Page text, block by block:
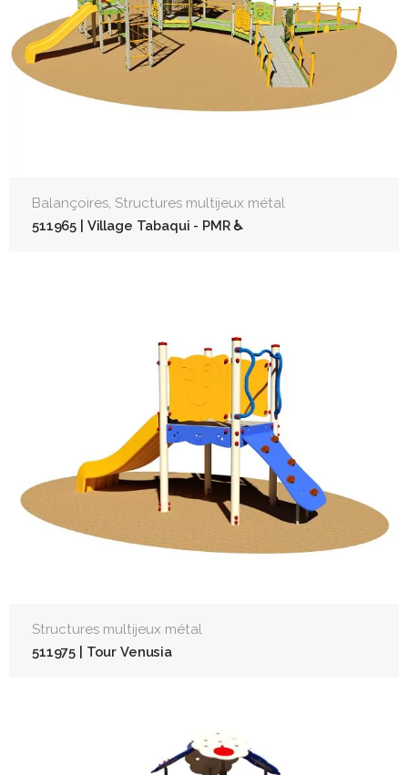
Balançoires, Structures multijeux métal
511965 | Village Tabaqui - PMR ♿
Structures multijeux métal
511975 | Tour Venusia